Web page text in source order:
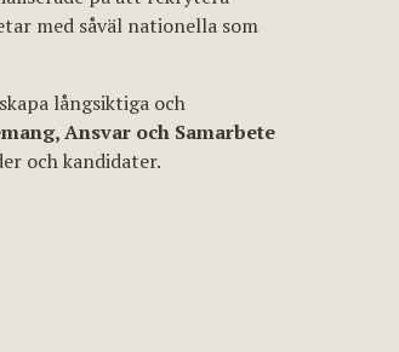
med såväl nationella som
långsiktiga och
Ansvar och Samarbete
och kandidater.